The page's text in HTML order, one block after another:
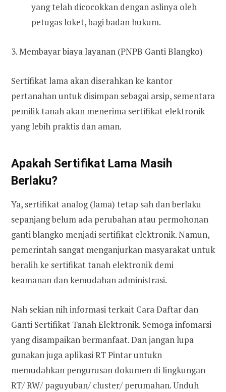
yang telah dicocokkan dengan aslinya oleh
petugas loket, bagi badan hukum.
3. Membayar biaya layanan (PNPB Ganti Blangko)
Sertifikat lama akan diserahkan ke kantor
pertanahan untuk disimpan sebagai arsip, sementara
pemilik tanah akan menerima sertifikat elektronik
yang lebih praktis dan aman.
Apakah Sertifikat Lama Masih
Berlaku?
Ya, sertifikat analog (lama) tetap sah dan berlaku
sepanjang belum ada perubahan atau permohonan
ganti blangko menjadi sertifikat elektronik. Namun,
pemerintah sangat menganjurkan masyarakat untuk
beralih ke sertifikat tanah elektronik demi
keamanan dan kemudahan administrasi.
Nah sekian nih informasi terkait Cara Daftar dan
Ganti Sertifikat Tanah Elektronik. Semoga infomarsi
yang disampaikan bermanfaat. Dan jangan lupa
gunakan juga aplikasi RT Pintar untukn
memudahkan pengurusan dokumen di lingkungan
RT/ RW/ paguyuban/ cluster/ perumahan. Unduh